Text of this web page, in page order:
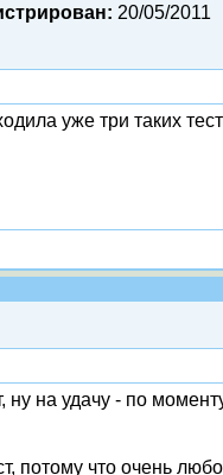
20/05/2011
уже три таких
ну на удачу - по
потому что очень